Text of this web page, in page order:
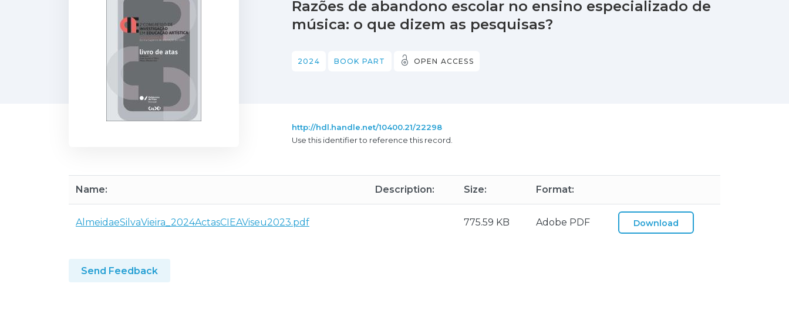
Razões de abandono escolar no ensino especializado de
música: o que dizem as pesquisas?
2024 BOOK PART OPEN ACCESS
http://hdl.handle.net/10400.21/22298
Use this identifier to reference this record.
Name: Description: Size: Format:
AlmeidaeSilvaVieira_2024ActasCIEAViseu2023.pdf 775.59 KB Adobe PDF Download
Send Feedback